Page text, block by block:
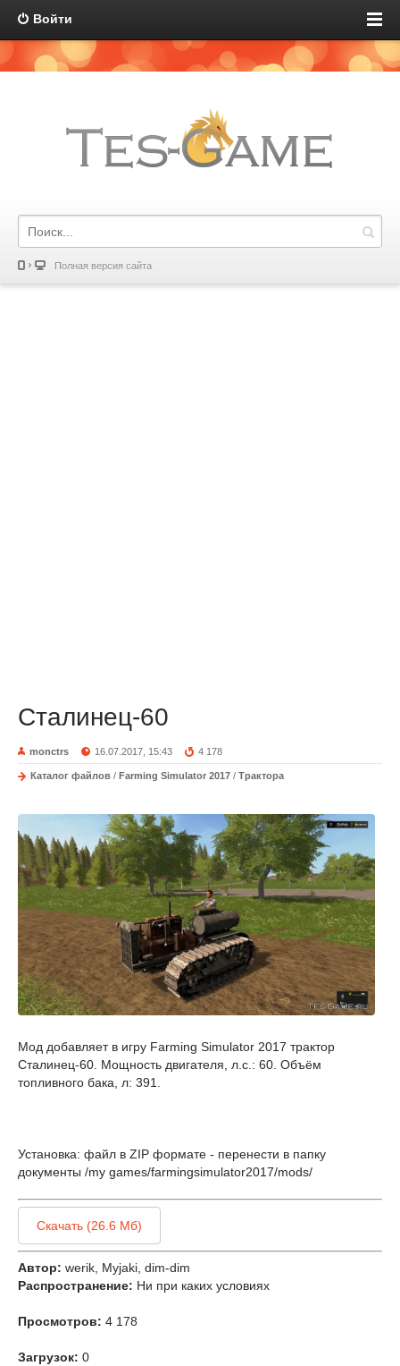
Войти
Полная версия сайта
Сталинец-60
monctrs 16.07.2017, 15:43 4 178
Каталог файлов / Farming Simulator 2017 / Трактора
Мод добавляет в игру Farming Simulator 2017 трактор
Сталинец-60. Мощность двигателя, л.с.: 60. Объём
топливного бака, л: 391.
Установка: файл в ZIP формате - перенести в папку
документы /my games/farmingsimulator2017/mods/
Скачать (26.6 Мб)
Автор: werik, Myjaki, dim-dim
Распространение: Ни при каких условиях
Просмотров: 4 178
Загрузок: 0